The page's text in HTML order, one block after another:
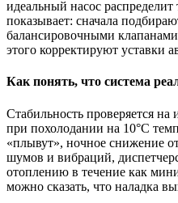
идеальный насос
показывает: сначала
балансировочными
этого корректируют уставки
Как понять, что система
Стабильность проверяется
при похолодании на 10°С
«плывут», ночное снижение
шумов и вибраций,
отоплению в течение как
можно сказать, что наладка